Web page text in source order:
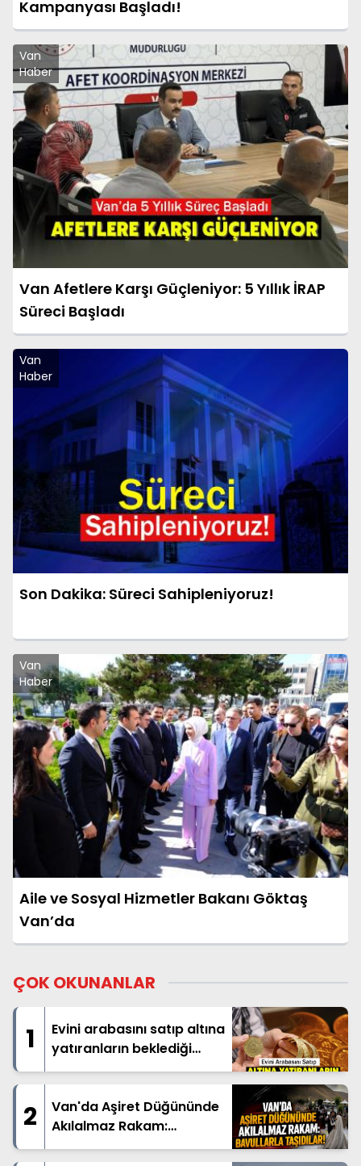
Kampanyası Başladı!
Van
Haber
Van Afetlere Karşı Güçleniyor: 5 Yıllık İRAP
Süreci Başladı
Van
Haber
Son Dakika: Süreci Sahipleniyoruz!
Van
Haber
Aile ve Sosyal Hizmetler Bakanı Göktaş
Van’da
ÇOK OKUNANLAR
1
Evini arabasını satıp altına
yatıranların beklediği
haber geldi
2
Van'da Aşiret Düğününde
Akılalmaz Rakam:
Bavullarla Taşıdılar!